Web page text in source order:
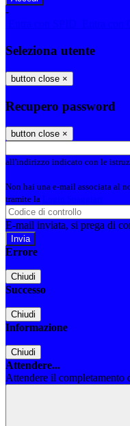
-
Seleziona utente
button close ×
Recupero password
button close ×
all'indirizzo indicato con le
Non hai una e-mail associata al
tramite la
E-mail inviata, si prega di
Errore
Chiudi
Successo
Chiudi
Informazione
Chiudi
Attendere...
Attendere il completamento